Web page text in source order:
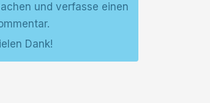
und verfasse einen
Dank!